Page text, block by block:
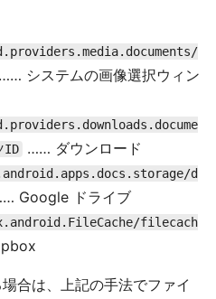
…… システムの画像選択ウィン
ID
…… ダウンロード
d
Google ドライブ
filecach
合は、上記の手法でファイ